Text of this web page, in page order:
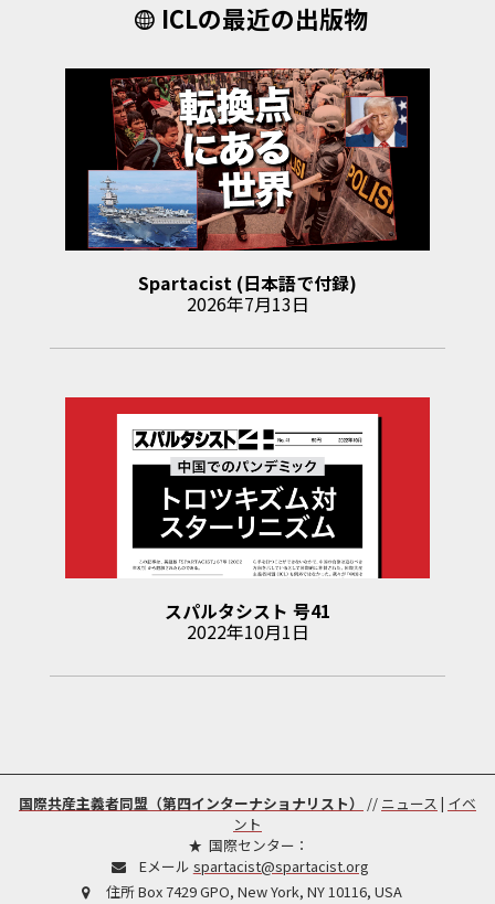
ICLの最近の出版物
Spartacist (日本語で付録)
2026年7月13日
スパルタシスト 号41
2022年10月1日
国際共産主義者同盟（第四インターナショナリスト） // ニュース | イベ
ント
国際センター：
Eメール spartacist@spartacist.org
住所Box 7429 GPO, New York, NY 10116, USA